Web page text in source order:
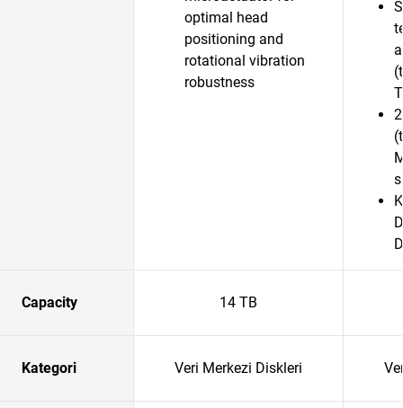
optimal head
positioning and
rotational vibration
robustness
Capacity 14 TB
Kategori Veri Merkezi Diskleri